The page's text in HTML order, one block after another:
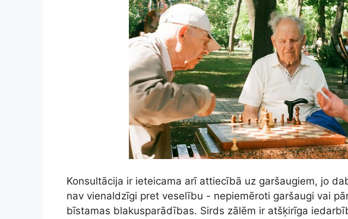
Konsultācija ir ieteicama arī attiecībā uz garšaugiem, jo
nav vienaldzīgi pret veselību - nepiemēroti garšaugi vai
bīstamas blakusparādības. Sirds zālēm ir atšķirīga